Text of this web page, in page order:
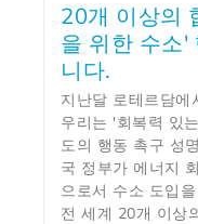
20개 이상의
을 위한 수소'
니다.
지난달 로테르담에
우리는 '회복력 있
도의 행동 촉구 성
국 정부가 에너지
으로서 수소 도입
전 세계 20개 이상